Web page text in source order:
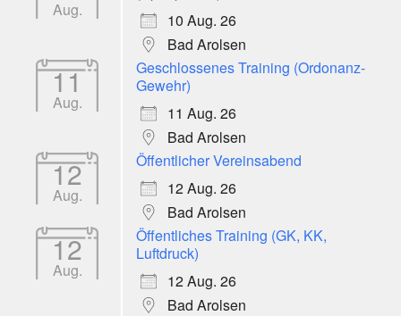
Aug.
10 Aug. 26
Bad Arolsen
11
Aug.
Geschlossenes Training (Ordonanz-
Gewehr)
11 Aug. 26
Bad Arolsen
12
Aug.
Öffentlicher Vereinsabend
12 Aug. 26
Bad Arolsen
12
Aug.
Öffentliches Training (GK, KK,
Luftdruck)
12 Aug. 26
Bad Arolsen